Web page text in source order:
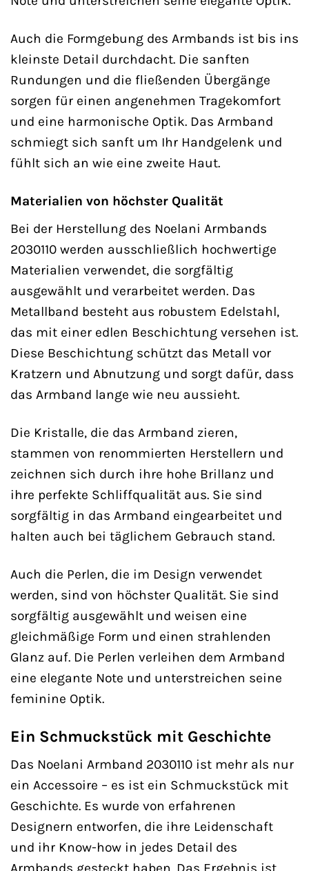
Auch die Formgebung des Armbands ist bis ins
kleinste Detail durchdacht. Die sanften
Rundungen und die fließenden Übergänge
sorgen für einen angenehmen Tragekomfort
und eine harmonische Optik. Das Armband
schmiegt sich sanft um Ihr Handgelenk und
fühlt sich an wie eine zweite Haut.
Materialien von höchster Qualität
Bei der Herstellung des Noelani Armbands
2030110 werden ausschließlich hochwertige
Materialien verwendet, die sorgfältig
ausgewählt und verarbeitet werden. Das
Metallband besteht aus robustem Edelstahl,
das mit einer edlen Beschichtung versehen ist.
Diese Beschichtung schützt das Metall vor
Kratzern und Abnutzung und sorgt dafür, dass
das Armband lange wie neu aussieht.
Die Kristalle, die das Armband zieren,
stammen von renommierten Herstellern und
zeichnen sich durch ihre hohe Brillanz und
ihre perfekte Schliffqualität aus. Sie sind
sorgfältig in das Armband eingearbeitet und
halten auch bei täglichem Gebrauch stand.
Auch die Perlen, die im Design verwendet
werden, sind von höchster Qualität. Sie sind
sorgfältig ausgewählt und weisen eine
gleichmäßige Form und einen strahlenden
Glanz auf. Die Perlen verleihen dem Armband
eine elegante Note und unterstreichen seine
feminine Optik.
Ein Schmuckstück mit Geschichte
Das Noelani Armband 2030110 ist mehr als nur
ein Accessoire – es ist ein Schmuckstück mit
Geschichte. Es wurde von erfahrenen
Designern entworfen, die ihre Leidenschaft
und ihr Know-how in jedes Detail des